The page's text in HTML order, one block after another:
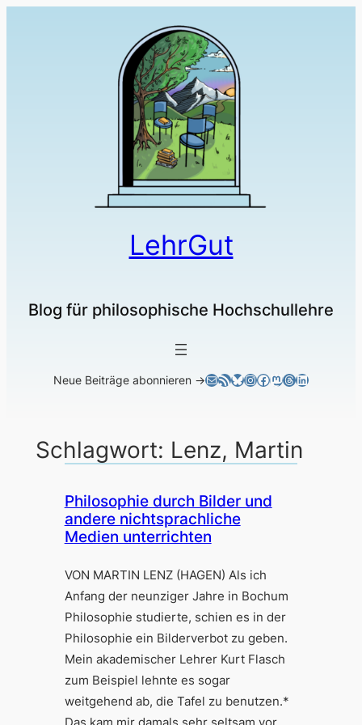
LehrGut
Blog für philosophische Hochschullehre
Neue Beiträge abonnieren →E-MailRSS-FeedBluesky
Instagram
Facebook
Mastodon
Threads
LinkedIn
Schlagwort: Lenz, Martin
Philosophie durch Bilder und
andere nichtsprachliche
Medien unterrichten
VON MARTIN LENZ (HAGEN) Als ich
Anfang der neunziger Jahre in Bochum
Philosophie studierte, schien es in der
Philosophie ein Bilderverbot zu geben.
Mein akademischer Lehrer Kurt Flasch
zum Beispiel lehnte es sogar
weitgehend ab, die Tafel zu benutzen.*